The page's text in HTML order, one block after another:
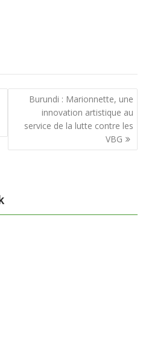
Burundi : Marionnette, une
innovation artistique au
service de la lutte contre les
VBG